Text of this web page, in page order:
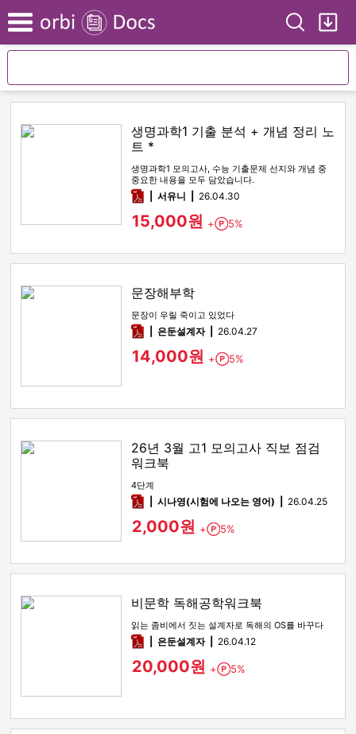
Menu Search
생명과학1 기출 분석 + 개념 정리 노
트 *
생명과학1 모의고사, 수능 기출문제 선지와 개념 중
중요한 내용을 모두 담았습니다.
pdf서유니 26.04.30
15,000원 + Point
5%
문장해부학
문장이 우릴 죽이고 있었다
pdf은둔설계자 26.04.27
14,000원 + Point
5%
26년 3월 고1 모의고사 직보 점검
워크북
4단계
pdf시나영(시험에 나오는 영어) 26.04.25
2,000원 + Point
5%
비문학 독해공학워크북
읽는 좀비에서 짓는 설계자로 독해의 OS를 바꾸다
pdf은둔설계자 26.04.12
20,000원 + Point
5%